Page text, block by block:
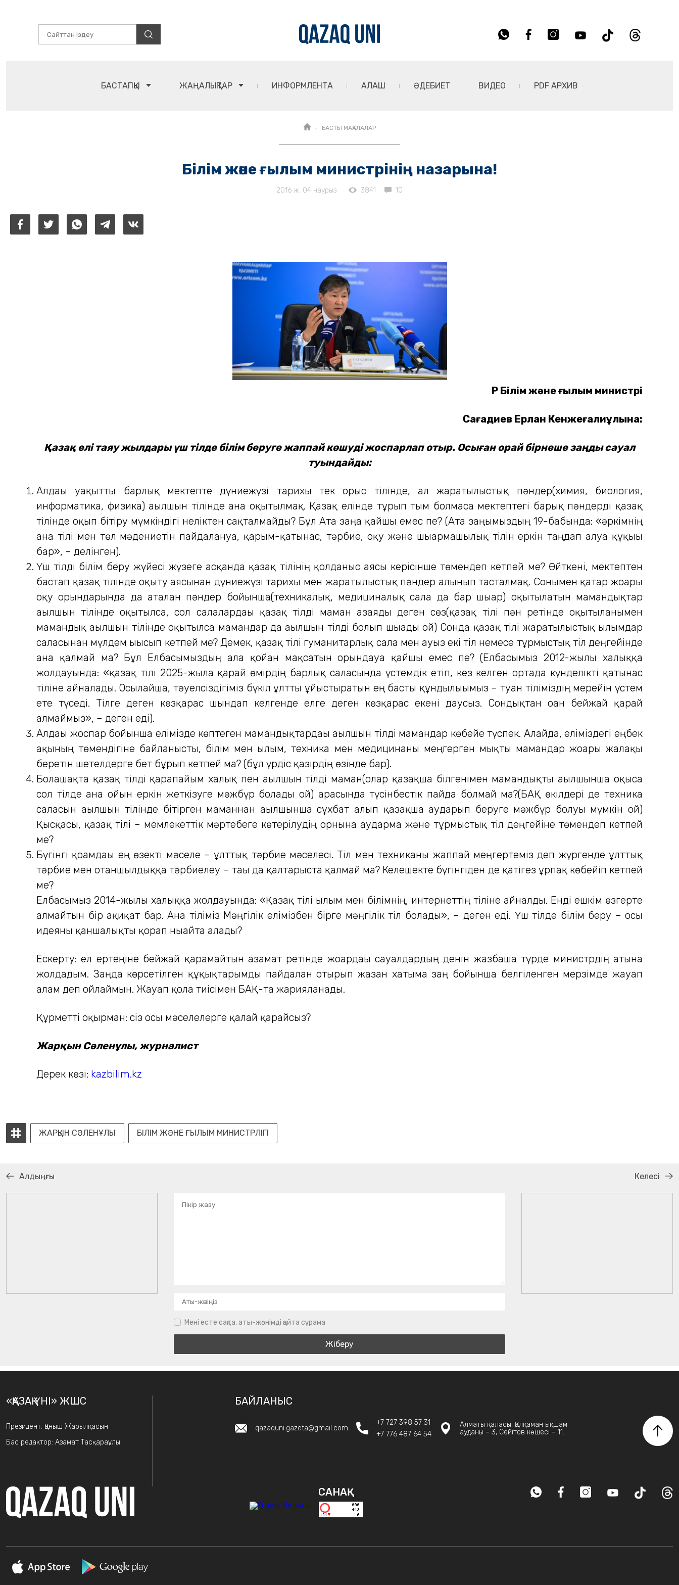
БАСТАПҚЫ ЖАҢАЛЫҚТАР ИНФОРМЛЕНТА АЛАШ ӘДЕБИЕТ ВИДЕО PDF АРХИВ
БАСТЫ МАҚАЛАЛАР
Білім және ғылым министрінің назарына!
2016 ж. 04 наурыз 3841 10
ҚР Білім және ғылым министрі
Сағадиев Ерлан Кенжеғалиұлына:
Қазақ елі таяу жылдары үш тілде білім беруге жаппай көшуді жоспарлап отыр. Осыған орай бірнеше заңды сауал
туындайды:
Алдағы уақытты барлық мектепте дүниежүзі тарихы тек орыс тілінде, ал жаратылыстық пәндер(химия, биология,
информатика, физика) ағылшын тілінде ғана оқытылмақ. Қазақ елінде тұрып тым болмаса мектептегі барық пәндерді қазақ
тілінде оқып бітіру мүмкіндігі неліктен сақталмайды? Бұл Ата заңға қайшы емес пе? (Ата заңымыздың 19-бабында: «әркімнің
ана тілі мен төл мәдениетін пайдалануға, қарым-қатынас, тәрбие, оқу және шығармашылық тілін еркін таңдап алуға құқығы
бар», – делінген).
Үш тілді білім беру жүйесі жүзеге асқанда қазақ тілінің қолданыс аясы керісінше төмендеп кетпей ме? Өйткені, мектептен
бастап қазақ тілінде оқыту аясынан дүниежүзі тарихы мен жаратылыстық пәндер алынып тасталмақ. Сонымен қатар жоғары
оқу орындарында да аталған пәндер бойынша(техникалық, медициналық сала да бар шығар) оқытылатын мамандықтар
ағылшын тілінде оқытылса, сол салалардағы қазақ тілді маман азаяды деген сөз(қазақ тілі пән ретінде оқытылғанымен
мамандық ағылшын тілінде оқытылса мамандар да ағылшын тілді болып шығады ғой) Сонда қазақ тілі жаратылыстық ғылымдар
саласынан мүлдем ығысып кетпей ме? Демек, қазақ тілі гуманитарлық сала мен ауыз екі тіл немесе тұрмыстық тіл деңгейінде
ғана қалмай ма? Бұл Елбасымыздың алға қойған мақсатын орындауға қайшы емес пе? (Елбасымыз 2012-жылғы халыққа
жолдауында: «қазақ тілі 2025-жылға қарай өмірдің барлық саласында үстемдік етіп, кез келген ортада күнделікті қатынас
тіліне айналады. Осылайша, тәуелсіздігіміз бүкіл ұлтты ұйыстыратын ең басты құндылығымыз – туған тіліміздің мерейін үстем
ете түседі. Тілге деген көзқарас шындап келгенде елге деген көзқарас екені даусыз. Сондықтан оған бейжай қарай
алмаймыз», – деген еді).
Алдағы жоспар бойынша елімізде көптеген мамандықтардағы ағылшын тілді мамандар көбейе түспек. Алайда, еліміздегі еңбек
ақының төмендігіне байланысты, білім мен ғылым, техника мен медицинаны меңгерген мықты мамандар жоғары жалақы
беретін шетелдерге бет бұрып кетпей ма? (бұл үрдіс қазірдің өзінде бар).
Болашақта қазақ тілді қарапайым халық пен ағылшын тілді маман(олар қазақша білгенімен мамандықты ағылшынша оқыса
сол тілде ғана ойын еркін жеткізуге мәжбүр болады ғой) арасында түсінбестік пайда болмай ма?(БАҚ өкілдері де техника
саласын ағылшын тілінде бітірген маманнан ағылшынша сұхбат алып қазақша аударып беруге мәжбүр болуы мүмкін ғой)
Қысқасы, қазақ тілі – мемлекеттік мәртебеге көтерілудің орнына аударма және тұрмыстық тіл деңгейіне төмендеп кетпей
ме?
Бүгінгі қоғамдағы ең өзекті мәселе – ұлттық тәрбие мәселесі. Тіл мен техниканы жаппай меңгертеміз деп жүргенде ұлттық
тәрбие мен отаншылдыққа тәрбиелеу – тағы да қалтарыста қалмай ма? Келешекте бүгінгіден де қатігез ұрпақ көбейіп кетпей
ме?
Елбасымыз 2014-жылғы халыққа жолдауында: «Қазақ тілі ғылым мен білімнің, интернеттің тіліне айналды. Енді ешкім өзгерте
алмайтын бір ақиқат бар. Ана тіліміз Мәңгілік елімізбен бірге мәңгілік тіл болады», – деген еді. Үш тілде білім беру – осы
идеяны қаншалықты қорғап нығайта алады?
Ескерту: ел ертеңіне бейжай қарамайтын азамат ретінде жоғардағы сауалдардың денін жазбаша түрде министрдің атына
жолдадым. Заңда көрсетілген құқықтарымды пайдалан отырып жазған хатыма заң бойынша белгіленген мерзімде жауап
алам деп ойлаймын. Жауап қолға тиісімен БАҚ-та жарияланады.
Құрметті оқырман: сіз осы мәселелерге қалай қарайсыз?
Жарқын Сәленұлы, журналист
Дерек көзі: kazbilim.kz
ЖАРҚЫН СӘЛЕНҰЛЫ БІЛІМ ЖӘНЕ ҒЫЛЫМ МИНИСТРЛІГІ
Алдыңғы Келесі
Мені есте сақта, аты-жөнімді қайта сұрама
«ҚАЗАҚ ҮНІ» ЖШС
Президент: Қаныш Жарылқасын
Бас редактор: Азамат Тасқараұлы
БАЙЛАНЫС
qazaquni.gazeta@gmail.com
+7 727 398 57 31
+7 776 487 64 54
Алматы қаласы, Қалқаман ықшам
ауданы – 3, Сейітов көшесі – 11.
САНАҚ